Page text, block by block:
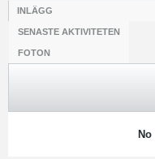
INLÄGG
SENASTE AKTIVITETEN
FOTON